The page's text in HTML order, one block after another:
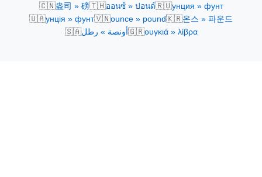
🇨🇳盎司 » 磅🇹🇭ออนซ์ » ปอนด์🇷🇺унция » фунт
🇺🇦унція » фунт🇻🇳ounce » pound🇰🇷온스 » 파운드
🇸🇦أونصة » رطل 🇬🇷ουγκιά » λίβρα